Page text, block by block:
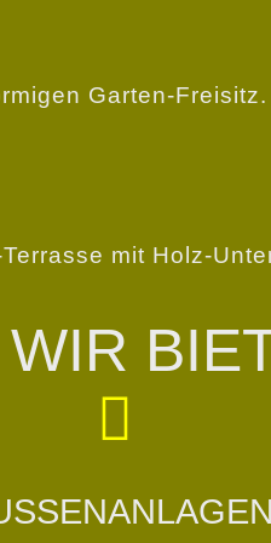
Garten-Freisitz.
mit Holz-